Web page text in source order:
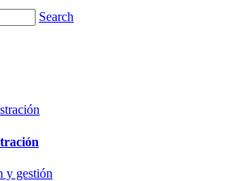
Search
y gestión